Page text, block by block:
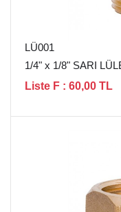
LÜ001
1/4" x 1/8" SARI
Liste F : 60,00 TL